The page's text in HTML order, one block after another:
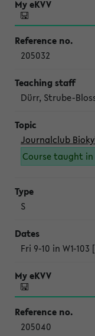
205032
Dürr, Strube-
Journalclub
Course taught in
S
Fri 9-10 in W1-103
205040